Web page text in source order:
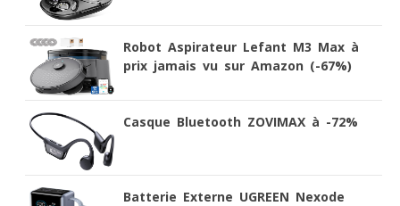
Robot Aspirateur Lefant M3 Max à
prix jamais vu sur Amazon (-67%)
Casque Bluetooth ZOVIMAX à -72%
Batterie Externe UGREEN Nexode